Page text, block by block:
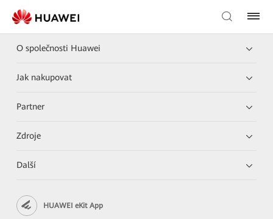
O společnosti Huawei
Jak nakupovat
Partner
Zdroje
Další
HUAWEI eKit App